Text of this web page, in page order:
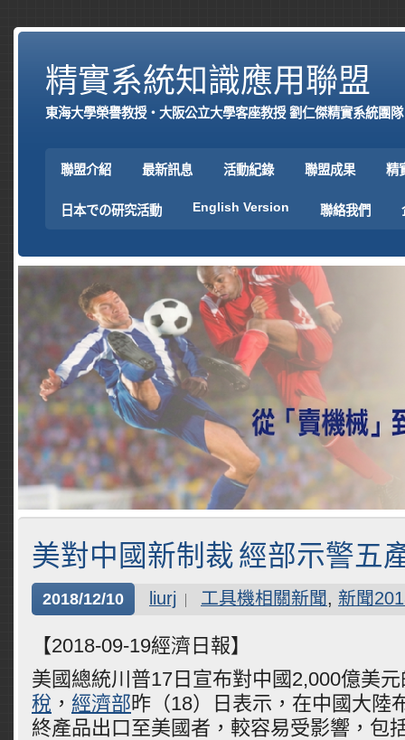
精實系統知識應用聯盟
東海大學榮譽教授‧大阪公立大學客座教授 劉仁傑精實系統團隊
聯盟介紹 最新訊息 活動紀錄 聯盟成果 精
日本での研究活動 English Version 聯絡我們
美對中國新制裁 經部示警五
2018/12/10 liurj 工具機相關新聞, 新聞
【2018-09-19經濟日報】
美國總統川普17日宣布對中國2,000億美
稅 ， 經濟部昨（18）日表示，在中國大陸
終產品出口至美國者，較容易受影響，包